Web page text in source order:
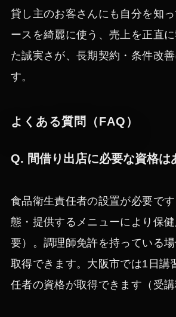
貸し主のお客さんにも自分を知
ースを綺麗に使う、売上を正直
た誠実さが、長期契約・条件改
す。
よくある質問（FAQ）
Q. 間借り出店に必要な資格は
食品衛生責任者の設置が必要で
態・提供するメニューにより保
要）。調理師免許を持っている
取得できます。大阪市では1日講
任者の資格が取得できます（受講